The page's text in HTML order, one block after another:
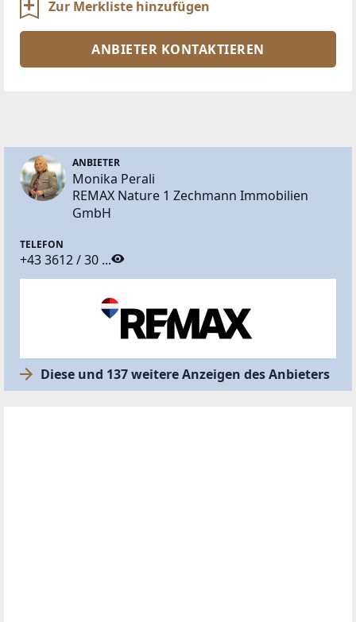
Zur Merkliste hinzufügen
ANBIETER KONTAKTIEREN
ANBIETER
Monika Perali
REMAX Nature 1 Zechmann Immobilien
GmbH
TELEFON
+43 3612 / 30 ...
Diese und 137 weitere Anzeigen des Anbieters